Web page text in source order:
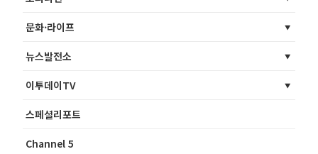
문화·라이프
뉴스발전소
이투데이TV
스페셜리포트
Channel 5